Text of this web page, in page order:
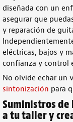
diseñada con un
asegurar que
y reparación de
eléctricas, bajos y
confianza y control
No olvide echar un
sintonización para
Suministros
a tu taller y